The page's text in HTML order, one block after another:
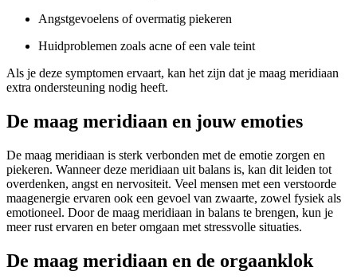
Angstgevoelens of overmatig piekeren
Huidproblemen zoals acne of een vale teint
Als je deze symptomen ervaart, kan het zijn dat je maag meridiaan
extra ondersteuning nodig heeft.
De maag meridiaan en jouw emoties
De maag meridiaan is sterk verbonden met de emotie zorgen en
piekeren. Wanneer deze meridiaan uit balans is, kan dit leiden tot
overdenken, angst en nervositeit. Veel mensen met een verstoorde
maagenergie ervaren ook een gevoel van zwaarte, zowel fysiek als
emotioneel. Door de maag meridiaan in balans te brengen, kun je
meer rust ervaren en beter omgaan met stressvolle situaties.
De maag meridiaan en de orgaanklok